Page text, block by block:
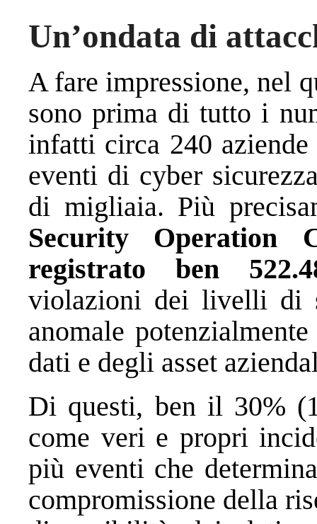
Un’ondata di
A fare impressione, nel
sono prima di tutto i
infatti circa 240
eventi di cyber
di migliaia. Più
Security Operation
registrato ben
violazioni dei livelli di
anomale
dati e degli asset
Di questi, ben il 30%
come veri e propri
più eventi che
compromissione della